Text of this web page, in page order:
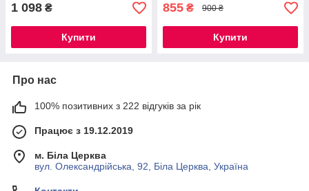
1 098 ₴
Купити
855 ₴ 900 ₴
Купити
Про нас
100% позитивних з 222 відгуків за рік
Працює з 19.12.2019
м. Біла Церква
вул. Олександрійська, 92, Біла Церква, Україна